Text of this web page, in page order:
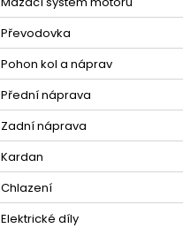
Převodovka
Pohon kol a náprav
Přední náprava
Zadní náprava
Kardan
Chlazení
Elektrické díly